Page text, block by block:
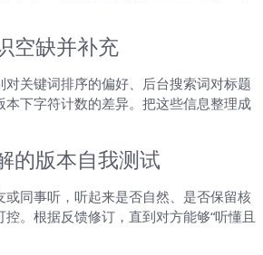
空缺并补充
关键词排序的偏好、后台搜索词对标题
本下字符计数的差异。把这些信息整理成
的版本自我测试
同事听，听起来是否自然、是否保留核
。根据反馈修订，直到对方能够“听懂且